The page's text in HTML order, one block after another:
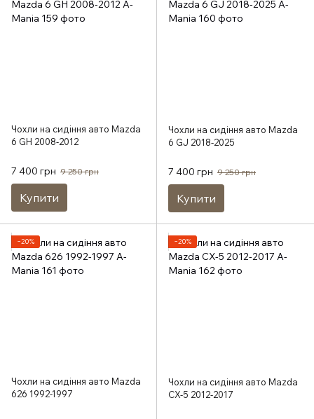
Чохли на сидіння авто Mazda
6 GH 2008-2012
7 400 грн 9 250 грн
Купити
Чохли на сидіння авто Mazda
6 GJ 2018-2025
7 400 грн 9 250 грн
Купити
−20%
Чохли на сидіння авто Mazda
626 1992-1997
−20%
Чохли на сидіння авто Mazda
CX-5 2012-2017